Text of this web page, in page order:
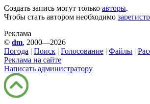
Создать запись могут только авторы.
Чтобы стать автором необходимо
Реклама
© dm, 2000—2026
Погода | Поиск | Голосование | Файлы |
Реклама на сайте
Написать администратору